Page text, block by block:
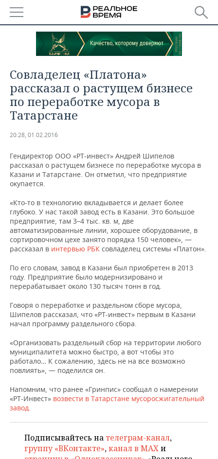
РЕГИОНЫ
БАШКОРТОСТАН
ТАТАРСТАН
УДМУРТИЯ
НОВОСТИ
АНАЛИТИКА
НОВОСТИ АНАЛИТИКИ
ДЕКЛАРАЦИИ О ДОХОДАХ
ВУЗЫ ТАТАРСТАНА
ТОРГОВЫЕ ЦЕНТРЫ
ТАТАРСТАНА
ЭКОНОМИКА
НОВОСТИ ЭКОНОМИКИ
БАНКИ
ИНВЕСТИЦИИ
ПРОМЫШЛЕННОСТЬ
ПРОМЫШЛЕННОСТИ
АГРОПРОМ
МАШИНОСТРОЕНИЕ
НЕФТЕХИМИЯ
НЕФТЬ
ОПК
ЭНЕРГЕТИКА
НОВОСТИ НЕДВИЖИМОСТИ
АВТО
НОВОСТИ БИЗНЕСА
РОЗНИЧНАЯ ТОРГОВЛЯ
УСЛУГИ
ТЕХНОЛОГИИ
НОВОСТИ ТЕХНОЛОГИЙ
МЕДИА
ТЕЛЕКОММУНИКАЦИИ
МЕРОПРИЯТИЯ
ВЫЕЗДНАЯ РЕДАКЦИЯ
БИЗНЕС-БРАНЧИ
ONLINE-КОНФЕРЕНЦИИ
ОТКРЫТАЯ ЛЕКЦИЯ
НОВОСТИ СПОРТА
ФУТБОЛ
ХОККЕЙ
БАСКЕТБОЛ
ВОЛЕЙБОЛ
КИБЕРСПОРТ
ВОДНЫЕ ВИДЫ СПОРТА
ОБЩЕСТВО
НОВОСТИ ОБЩЕСТВА
ВЛАСТЬ
ИНФРАСТРУКТУРА
ИСТОРИЯ
КУЛЬТУРА
ОБРАЗОВАНИЕ
ФОТОГАЛЕРЕЯ
СЮЖЕТЫ
СПРАВОЧНИК
СПИСОК ПЕРСОН
СПИСОК КОМПАНИЙ
ПОЛНАЯ ВЕРСИЯ
Совладелец «Платона»
рассказал о растущем бизнесе
по переработке мусора в
Татарстане
20:28, 01.02.2016
Гендиректор ООО «РТ-инвест» Андрей Шипелов
рассказал о растущем бизнесе по переработке мусора в
Казани и Татарстане. Он отметил, что предприятие
окупается.
«Кто-то в технологию вкладывается и делает более
глубоко. У нас такой завод есть в Казани. Это большое
предприятие, там 3–4 тыс. кв. м, две
автоматизированные линии, хорошее оборудование, в
сортировочном цехе занято порядка 150 человек», —
рассказал в интервью РБК совладелец системы «Платон».
По его словам, завод в Казани был приобретен в 2013
году. Предприятие было модернизировано и
перерабатывает около 130 тысяч тонн в год.
Говоря о переработке и раздельном сборе мусора,
Шипелов рассказал, что «РТ-инвест» первым в Казани
начал программу раздельного сбора.
«Организовать раздельный сбор на территории любого
муниципалитета можно быстро, а вот чтобы это
работало… К сожалению, здесь не на все возможно
повлиять», — поделился он.
Напомним, что ранее «Гринпис» сообщал о намерении
«РТ-Инвест» возвести в Татарстане мусоросжигательный
завод.
Подписывайтесь на телеграм-канал,
группу «ВКонтакте»,канал в MAXи